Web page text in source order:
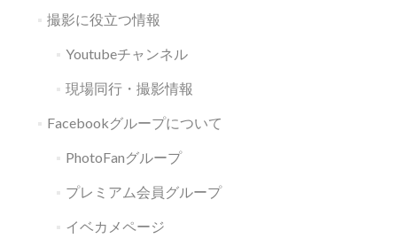
撮影に役立つ情報
Youtubeチャンネル
現場同行・撮影情報
Facebookグループについて
PhotoFanグループ
プレミアム会員グループ
イベカメページ